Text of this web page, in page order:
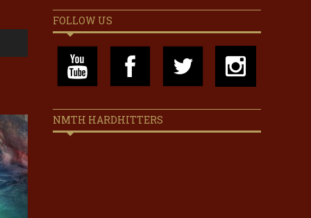
FOLLOW US
NMTH HARDHITTERS